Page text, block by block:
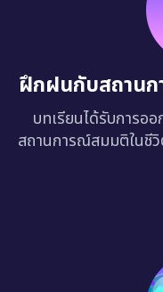
ฝึกฝนกับสถานก
บทเรียนได้รับการอ
สถานการณ์สมมติในชีวิ